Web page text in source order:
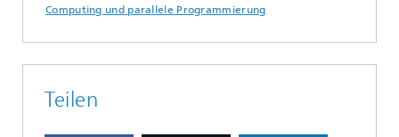
Computing und parallele Programmierung
Teilen